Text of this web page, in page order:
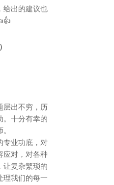
给出的建议也
层出不穷，历
。十分有幸的
专业功底，对
应对，对各种
让复杂繁琐的
理我们的每一